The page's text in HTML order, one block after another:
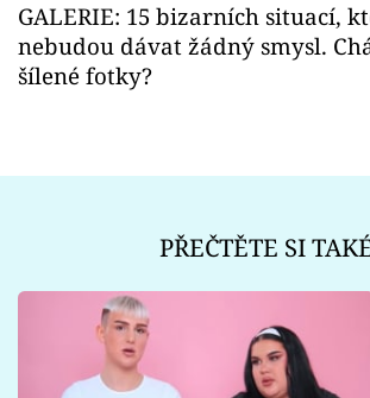
GALERIE: 15 bizarních situací,
nebudou dávat žádný smysl.
šílené fotky?
PŘEČTĚTE SI